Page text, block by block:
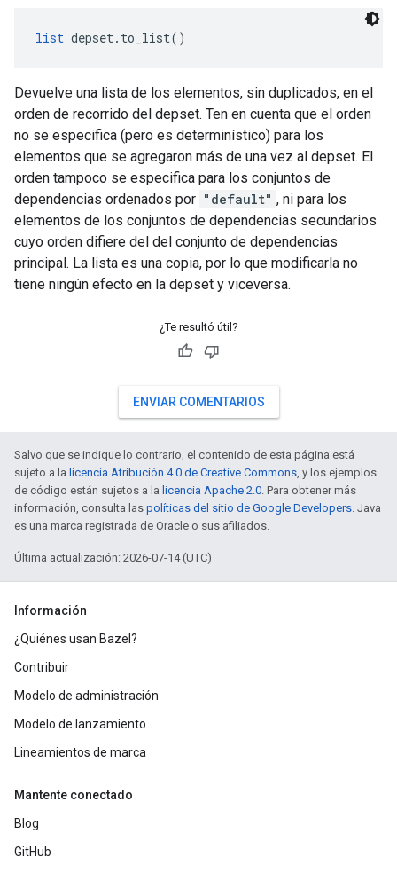
list depset.to_list()
Devuelve una lista de los elementos, sin duplicados, en el
orden de recorrido del depset. Ten en cuenta que el orden
no se especifica (pero es determinístico) para los
elementos que se agregaron más de una vez al depset. El
orden tampoco se especifica para los conjuntos de
dependencias ordenados por "default" , ni para los
elementos de los conjuntos de dependencias secundarios
cuyo orden difiere del del conjunto de dependencias
principal. La lista es una copia, por lo que modificarla no
tiene ningún efecto en la depset y viceversa.
¿Te resultó útil?
ENVIAR COMENTARIOS
Salvo que se indique lo contrario, el contenido de esta página está
sujeto a la licencia Atribución 4.0 de Creative Commons, y los ejemplos
de código están sujetos a la licencia Apache 2.0. Para obtener más
información, consulta las políticas del sitio de Google Developers. Java
es una marca registrada de Oracle o sus afiliados.
Última actualización: 2026-07-14 (UTC)
Información
¿Quiénes usan Bazel?
Contribuir
Modelo de administración
Modelo de lanzamiento
Lineamientos de marca
Mantente conectado
Blog
GitHub